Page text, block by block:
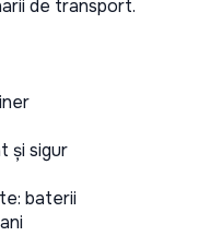
de transport.
și sigur
baterii